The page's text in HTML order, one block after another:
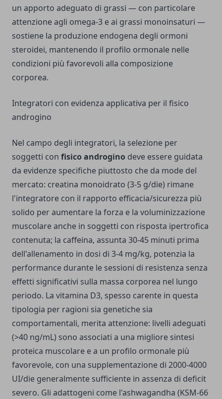
un apporto adeguato di grassi — con particolare
attenzione agli omega-3 e ai grassi monoinsaturi —
sostiene la produzione endogena degli ormoni
steroidei, mantenendo il profilo ormonale nelle
condizioni più favorevoli alla composizione
corporea.
Integratori con evidenza applicativa per il fisico
androgino
Nel campo degli integratori, la selezione per
soggetti con fisico androgino deve essere guidata
da evidenze specifiche piuttosto che da mode del
mercato: creatina monoidrato (3-5 g/die) rimane
l'integratore con il rapporto efficacia/sicurezza più
solido per aumentare la forza e la voluminizzazione
muscolare anche in soggetti con risposta ipertrofica
contenuta; la caffeina, assunta 30-45 minuti prima
dell'allenamento in dosi di 3-4 mg/kg, potenzia la
performance durante le sessioni di resistenza senza
effetti significativi sulla massa corporea nel lungo
periodo. La vitamina D3, spesso carente in questa
tipologia per ragioni sia genetiche sia
comportamentali, merita attenzione: livelli adeguati
(>40 ng/mL) sono associati a una migliore sintesi
proteica muscolare e a un profilo ormonale più
favorevole, con una supplementazione di 2000-4000
UI/die generalmente sufficiente in assenza di deficit
severo. Gli adattogeni come l'ashwagandha (KSM-66